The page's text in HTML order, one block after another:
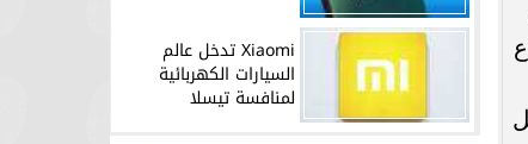
Xiaomi تدخل عالم
السيارات الكهربائية
لمنافسة تيسلا